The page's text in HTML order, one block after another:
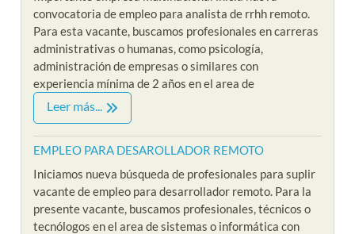
convocatoria de empleo para analista de rrhh remoto.
Para esta vacante, buscamos profesionales en carreras
administrativas o humanas, como psicología,
administración de empresas o similares con
experiencia mínima de 2 años en el area de
Leer más...
EMPLEO PARA DESAROLLADOR REMOTO
Iniciamos nueva búsqueda de profesionales para suplir
vacante de empleo para desarrollador remoto. Para la
presente vacante, buscamos profesionales, técnicos o
tecnólogos en el area de sistemas o informática con